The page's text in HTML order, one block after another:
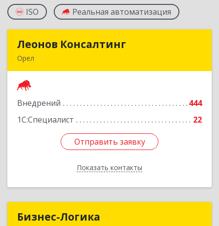
ISO Реальная автоматизация
Леонов Консалтинг
Орел
Внедрений
444
1С:Специалист
22
Отправить заявку
Показать контакты
Леонов Консалтинг
Подробнее
Отправить заявку
Назад
Бизнес-Логика